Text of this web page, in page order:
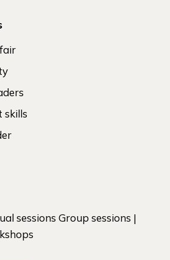
skills
sessions Group sessions |